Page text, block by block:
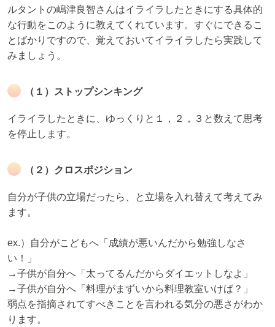
ルタントの嶋津良智さんはイライラしたときにする具体的
な行動をこのように教えてくれています。すぐにできるこ
とばかりですので、覚えておいてイライラしたら実践して
みましょう。
（１）ストップシンキング
イライラしたときに、ゆっくりと１，２，３と数えて思考
を停止します。
（２）クロスポジション
自分が子供の立場だったら、と立場を入れ替えて考えてみ
ます。
ex.）自分がこどもへ「成績が悪いんだから勉強しなさ
い！」
→子供が自分へ「太ってるんだからダイエットしなよ」
→子供が自分へ「料理がまずいから料理教室いけば？」
弱点を指摘されてすべきことを言われる気分の悪さがわか
ります。